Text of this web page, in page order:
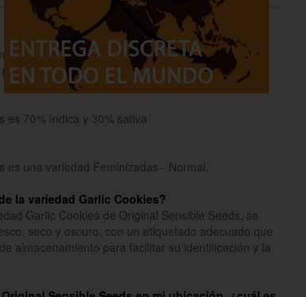
a fines informativos y educativos.
coleccionistas y como souvenirs.Lee mas
es 70% índica y 30% sativa
es una variedad Feminizadas - Normal.
la variedad Garlic Cookies?
Garlic Cookies de Original Sensible Seeds, se
seco y oscuro, con un etiquetado adecuado que
almacenamiento para facilitar su identificación y la